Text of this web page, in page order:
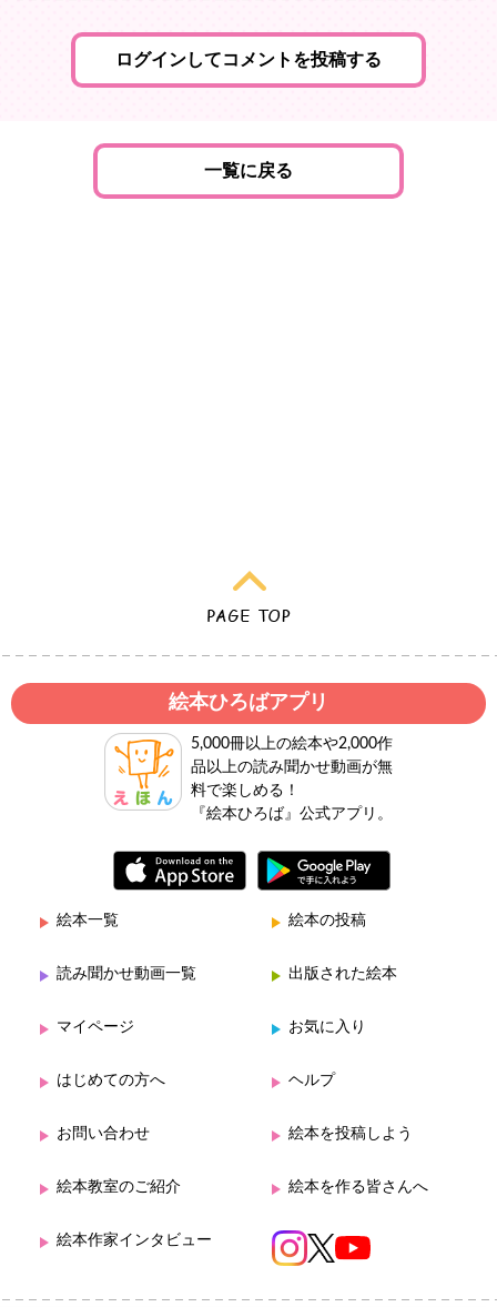
ログインしてコメントを投稿する
一覧に戻る
絵本ひろばアプリ
5,000冊以上の絵本や2,000作
品以上の読み聞かせ動画が無
料で楽しめる！
『絵本ひろば』公式アプリ。
絵本一覧 絵本の投稿
読み聞かせ動画一覧 出版された絵本
マイページ お気に入り
はじめての方へ ヘルプ
お問い合わせ 絵本を投稿しよう
絵本教室のご紹介 絵本を作る皆さんへ
絵本作家インタビュー